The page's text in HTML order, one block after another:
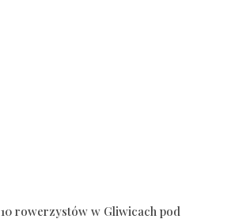
10 rowerzystów w Gliwicach pod